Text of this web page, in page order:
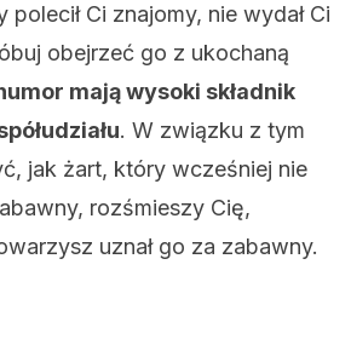
Ci znajomy, nie wydał Ci
obejrzeć go z ukochaną
mają wysoki składnik
. W związku z tym
jak żart, który wcześniej nie
rozśmieszy Cię,
uznał go za zabawny.